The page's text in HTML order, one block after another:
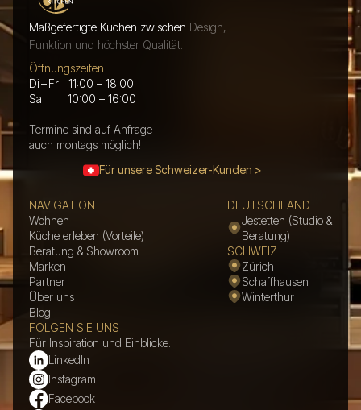
Maßgefertigte Küchen zwischen Design,
Funktion und höchster Qualität.
Öffnungszeiten
Di – Fr 11:00 – 18:00
Sa 10:00 – 16:00
Termine sind auf Anfrage
auch montags möglich!
Für unsere Schweizer-Kunden >
NAVIGATION
Wohnen
Küche erleben (Vorteile)
Beratung & Showroom
Marken
Partner
Über uns
Blog
DEUTSCHLAND
Jestetten (Studio &
Beratung)
SCHWEIZ
Zürich
Schaffhausen
Winterthur
FOLGEN SIE UNS
Für Inspiration und Einblicke.
LinkedIn
Instagram
Facebook